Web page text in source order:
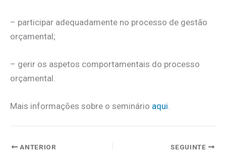
– participar adequadamente no processo de gestão
orçamental;
– gerir os aspetos comportamentais do processo
orçamental.
Mais informações sobre o seminário aqui
ANTERIOR SEGUINTE